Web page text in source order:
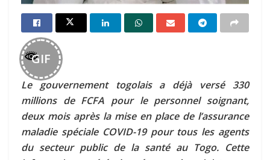
GIF
Le gouvernement togolais a déjà versé 330
millions de FCFA pour le personnel soignant,
deux mois après la mise en place de l’assurance
maladie spéciale COVID-19 pour tous les agents
du secteur public de la santé au Togo. Cette